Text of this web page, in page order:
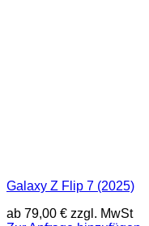
Galaxy Z Flip 7 (2025)
ab 79,00 € zzgl. MwSt